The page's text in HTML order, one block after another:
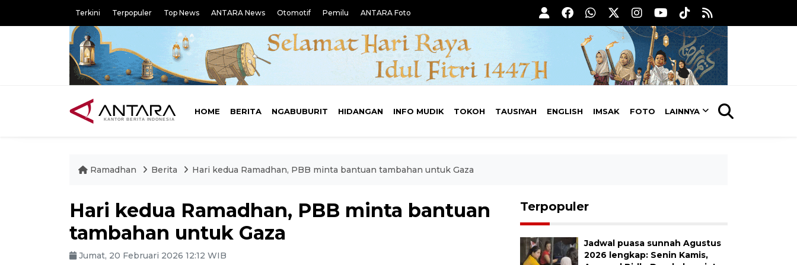
Terkini Terpopuler Top News ANTARA News Otomotif Pemilu ANTARA Foto
HOME BERITA NGABUBURIT HIDANGAN INFO MUDIK TOKOH TAUSIYAH ENGLISH IMSAK FOTO LAINNYA
Ramadhan Berita Hari kedua Ramadhan, PBB minta bantuan tambahan untuk Gaza
Hari kedua Ramadhan, PBB minta bantuan
tambahan untuk Gaza
Jumat, 20 Februari 2026 12:12 WIB
Terpopuler
Jadwal puasa sunnah Agustus
2026 lengkap: Senin Kamis,